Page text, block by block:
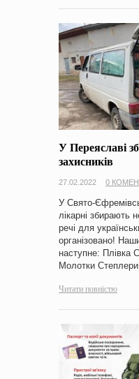
У Переяславі
захисників
27.02.2022 0
У Свято-
лікарні збирають
речі для
організовано!
наступне: Плівка
Молотки
Читати повністю